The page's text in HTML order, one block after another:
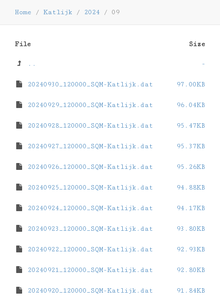
Home / Katlijk / 2024 / 09
File Size
.. -
20240930_120000_SQM-Katlijk.dat 97.00KB
20240929_120000_SQM-Katlijk.dat 96.04KB
20240928_120000_SQM-Katlijk.dat 95.47KB
20240927_120000_SQM-Katlijk.dat 95.37KB
20240926_120000_SQM-Katlijk.dat 95.26KB
20240925_120000_SQM-Katlijk.dat 94.88KB
20240924_120000_SQM-Katlijk.dat 94.17KB
20240923_120000_SQM-Katlijk.dat 93.80KB
20240922_120000_SQM-Katlijk.dat 92.93KB
20240921_120000_SQM-Katlijk.dat 92.80KB
20240920_120000_SQM-Katlijk.dat 91.84KB